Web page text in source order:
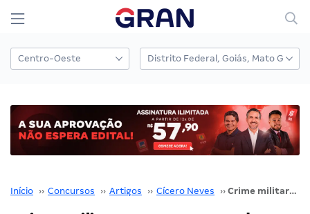
Início ›› Concursos ›› Artigos ›› Cícero Neves ›› Crime militar extravagante de atentado à integridade nacional (art. 359-J do Código Penal)